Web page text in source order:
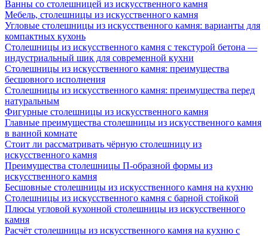
Ванны со столешницей из искусственного камня
Мебель, столешницы из искусственного камня
Угловые столешницы из искусственного камня: варианты для
компактных кухонь
Столешницы из искусственного камня с текстурой бетона —
индустриальный шик для современной кухни
Столешницы из искусственного камня: преимущества
бесшовного исполнения
Столешницы из искусственного камня: преимущества перед
натуральным
Фигурные столешницы из искусственного камня
Главные преимущества столешницы из искусственного камня
в ванной комнате
Стоит ли рассматривать чёрную столешницу из
искусственного камня
Преимущества столешницы П-образной формы из
искусственного камня
Бесшовные столешницы из искусственного камня на кухню
Столешницы из искусственного камня с барной стойкой
Плюсы угловой кухонной столешницы из искусственного
камня
Расчёт столешницы из искусственного камня на кухню с